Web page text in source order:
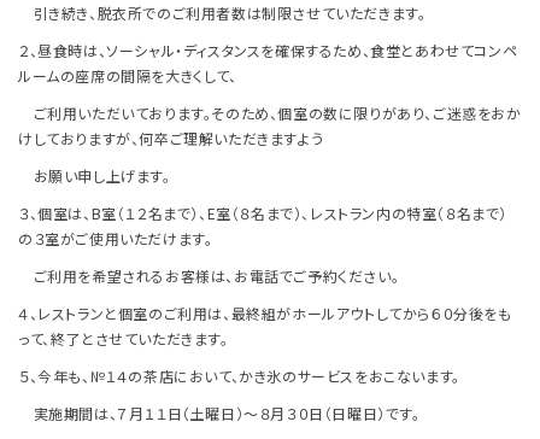
引き続き、脱衣所でのご利用者数は制限させていただきます。
２、昼食時は、ソーシャル・ディスタンスを確保するため、食堂とあわせてコンペ
ルームの座席の間隔を大きくして、
ご利用いただいております。そのため、個室の数に限りがあり、ご迷惑をおか
けしておりますが、何卒ご理解いただきますよう
お願い申し上げます。
３、個室は、 B室（１２名まで）、 E室（８名まで）、レストラン内の特室（８名まで）
の３室がご使用いただけます。
ご利用を希望されるお客様は、お電話でご予約ください。
４、レストランと個室のご利用は、最終組がホールアウトしてから６０分後をも
って、終了とさせていただきます。
５、今年も、№１４の茶店において、かき氷のサービスをおこないます。
実施期間は、７月１１日（土曜日）～８月３０日（日曜日）です。